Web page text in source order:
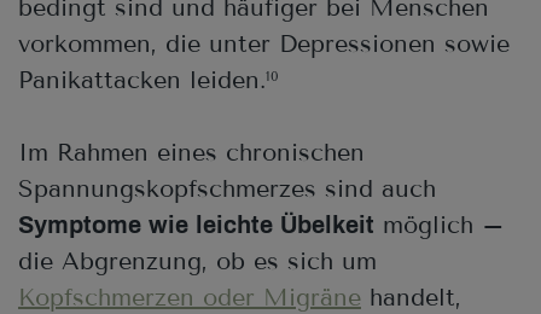
bedingt sind und häufiger bei Menschen
vorkommen, die unter Depressionen sowie
Panikattacken leiden.10
Im Rahmen eines chronischen
Spannungskopfschmerzes sind auch
Symptome wie leichte Übelkeit möglich –
die Abgrenzung, ob es sich um
Kopfschmerzen oder Migräne handelt,